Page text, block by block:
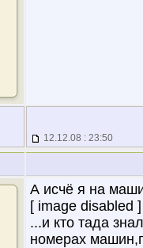
12.12.08 : 23:50
А исчё я на
[ image disabled ]
...и кто тада
номерах